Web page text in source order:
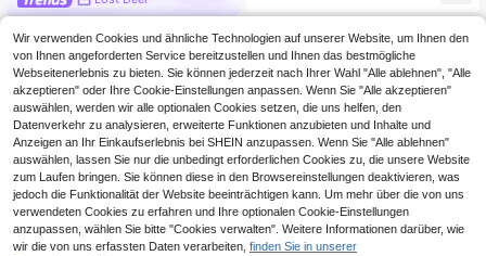
ch, dekoratives Kopftuch, Kirchens
und Urlaub
Wir verwenden Cookies und ähnliche Technologien auf unserer Website, um Ihnen den
von Ihnen angeforderten Service bereitzustellen und Ihnen das bestmögliche
Webseitenerlebnis zu bieten. Sie können jederzeit nach Ihrer Wahl "Alle ablehnen", "Alle
akzeptieren" oder Ihre Cookie-Einstellungen anpassen. Wenn Sie "Alle akzeptieren"
auswählen, werden wir alle optionalen Cookies setzen, die uns helfen, den
Datenverkehr zu analysieren, erweiterte Funktionen anzubieten und Inhalte und
Anzeigen an Ihr Einkaufserlebnis bei SHEIN anzupassen. Wenn Sie "Alle ablehnen"
auswählen, lassen Sie nur die unbedingt erforderlichen Cookies zu, die unsere Website
zum Laufen bringen. Sie können diese in den Browsereinstellungen deaktivieren, was
jedoch die Funktionalität der Website beeinträchtigen kann. Um mehr über die von uns
verwendeten Cookies zu erfahren und Ihre optionalen Cookie-Einstellungen
anzupassen, wählen Sie bitte "Cookies verwalten". Weitere Informationen darüber, wie
wir die von uns erfassten Daten verarbeiten, finden Sie in unserer